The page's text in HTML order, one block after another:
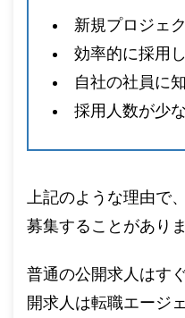
新規プロジェ
効率的に採用
自社の社員に
採用人数が少
上記のような理由で
募集することがありま
普通の公開求人はす
開求人は転職エージ